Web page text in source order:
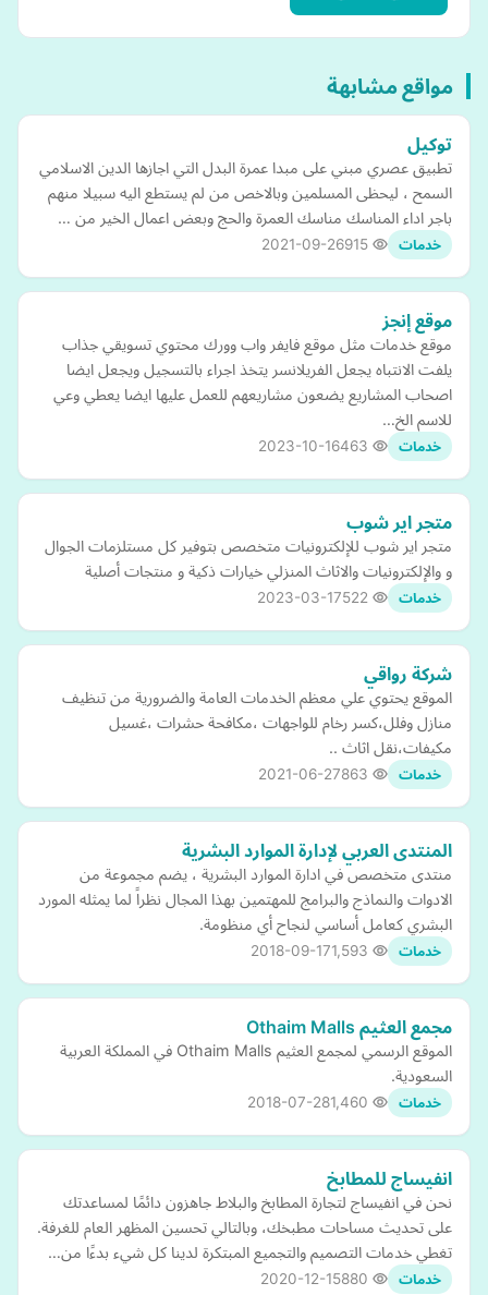
مواقع مشابهة
توكيل
تطبيق عصري مبني على مبدا عمرة البدل التي اجازها الدين الاسلامي
السمح ، ليحظى المسلمين وبالاخص من لم يستطع اليه سبيلا منهم
باجر اداء المناسك مناسك العمرة والحج وبعض اعمال الخير من …
خدمات 2021-09-26
موقع إنجز
موقع خدمات مثل موقع فايفر واب وورك محتوي تسويقي جذاب
يلفت الانتباه يجعل الفريلانسر يتخذ اجراء بالتسجيل ويجعل ايضا
اصحاب المشاريع يضعون مشاريعهم للعمل عليها ايضا يعطي وعي
للاسم الخ…
خدمات 2023-10-16
متجر اير شوب
متجر اير شوب للإلكترونيات متخصص بتوفير كل مستلزمات الجوال
و والإلكترونيات والاثاث المنزلي خيارات ذكية و منتجات أصلية
خدمات 2023-03-17
شركة رواقي
الموقع يحتوي علي معظم الخدمات العامة والضرورية من تنظيف
منازل وفلل،كسر رخام للواجهات ،مكافحة حشرات ،غسيل
مكيفات،نقل اثاث ..
خدمات 2021-06-27
المنتدى العربي لإدارة الموارد البشرية
منتدى متخصص في ادارة الموارد البشرية ، يضم مجموعة من
الادوات والنماذج والبرامج للمهتمين بهذا المجال نظراً لما يمثله المورد
البشري كعامل أساسي لنجاح أي منظومة.
خدمات 2018-09-17
مجمع العثيم Othaim Malls
الموقع الرسمي لمجمع العثيم Othaim Malls في المملكة العربية
السعودية.
خدمات 2018-07-28
انفيساج للمطابخ
نحن في انفيساج لتجارة المطابخ والبلاط جاهزون دائمًا لمساعدتك
على تحديث مساحات مطبخك، وبالتالي تحسين المظهر العام للغرفة.
تغطي خدمات التصميم والتجميع المبتكرة لدينا كل شيء بدءًا من…
خدمات 2020-12-15